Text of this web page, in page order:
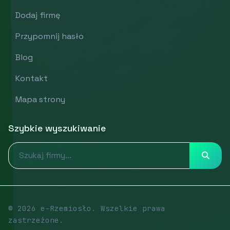
Dodaj firmę
Przypomnij hasło
Blog
Kontakt
Mapa strony
Szybkie wyszukiwanie
© 2026 e-Rzemiosło. Wszelkie prawa
zastrzeżone.